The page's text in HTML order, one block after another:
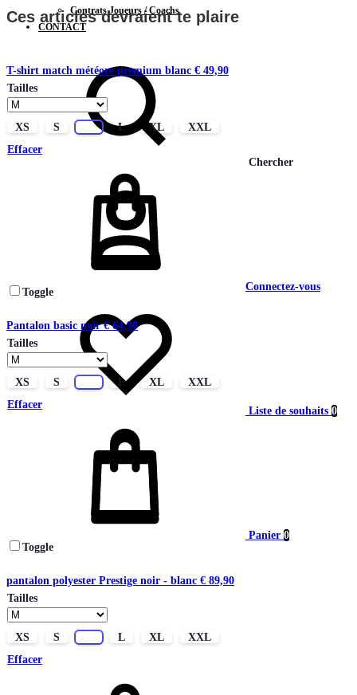
Contrats Joueurs / Coachs
CONTACT
Chercher
Connectez-vous
Liste de souhaits 0
Panier 0
Ces articles devraient te plaire
T-shirt match météore premium blanc € 49,90
Tailles
XS S L XL
XXL
Effacer
Toggle
Pantalon basic noir€64,90
Tailles
XS S L XL
XXL
Effacer
Toggle
pantalon polyester Prestige noir - blanc € 89,90
Tailles
XS S L XL
XXL
Effacer